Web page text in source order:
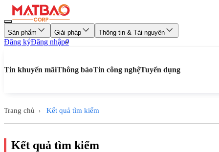
Sản phẩm Giải pháp Thông tin & Tài nguyên
Đăng kýĐăng nhập0
Tin khuyến mãiThông báoTin công nghệTuyển dụng
Trang chủ › Kết quả tìm kiếm
Kết quả tìm kiếm